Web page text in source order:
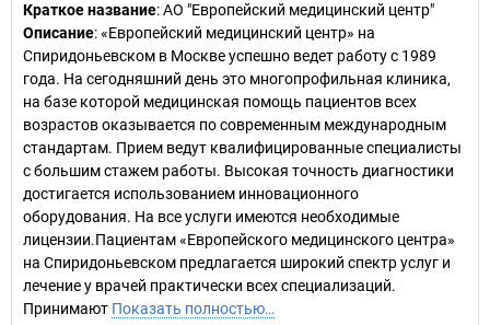
Краткое название:АО "Европейский медицинский центр"
Описание: «Европейский медицинский центр» на
Спиридоньевском в Москве успешно ведет работу с 1989
года. На сегодняшний день это многопрофильная клиника,
на базе которой медицинская помощь пациентов всех
возрастов оказывается по современным международным
стандартам. Прием ведут квалифицированные специалисты
с большим стажем работы. Высокая точность диагностики
достигается использованием инновационного
оборудования. На все услуги имеются необходимые
лицензии.Пациентам «Европейского медицинского центра»
на Спиридоньевском предлагается широкий спектр услуг и
лечение у врачей практически всех специализаций.
Принимают Показать полностью…